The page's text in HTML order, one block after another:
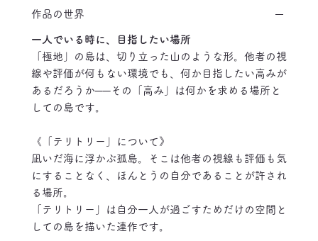
作品の世界
一人でいる時に、目指したい場所
「極地」の島は、切り立った山のような形。他者の視
線や評価が何もない環境でも、何か目指したい高みが
あるだろうか──その「高み」は何かを求める場所と
しての島です。
《「テリトリー」について》
凪いだ海に浮かぶ孤島。そこは他者の視線も評価も気
にすることなく、ほんとうの自分であることが許され
る場所。
「テリトリー」は自分一人が過ごすためだけの空間と
しての島を描いた連作です。